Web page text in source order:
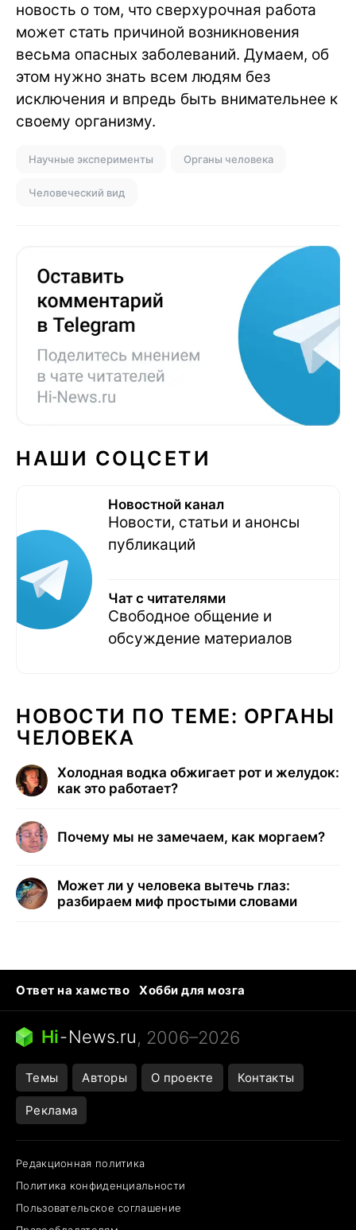
новость о том, что сверхурочная работа
может стать причиной возникновения
весьма опасных заболеваний. Думаем, об
этом нужно знать всем людям без
исключения и впредь быть внимательнее к
своему организму.
Научные эксперименты Органы человека
Человеческий вид
НАШИ СОЦСЕТИ
Новостной канал
Новости, статьи и анонсы
публикаций
Чат с читателями
Свободное общение и
обсуждение материалов
НОВОСТИ ПО ТЕМЕ: ОРГАНЫ
ЧЕЛОВЕКА
Холодная водка обжигает рот и желудок:
как это работает?
Почему мы не замечаем, как моргаем?
Может ли у человека вытечь глаз:
разбираем миф простыми словами
Ответ на хамство
Хобби для мозга
Бензин 100 vs 95
Тунцы в океанариуме
Следующая пандемия
Hi-News.ru, 2006–2026
Темы Авторы О проекте Контакты
Реклама
Редакционная политика
Политика конфиденциальности
Пользовательское соглашение